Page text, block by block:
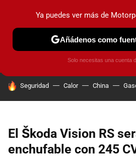
PRUEBAS COCHES ELÉCTRICOS
HOY SE HABLA DE
Seguridad Calor China
El Škoda Vision RS
enchufable con 245
Ya puedes ver más de
Añádenos como
Solo necesitas una cuenta